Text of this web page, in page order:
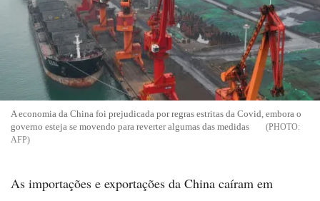
A economia da China foi prejudicada por regras estritas da Covid, embora o
governo esteja se movendo para reverter algumas das medidas
AFP
As importações e exportações da China caíram em